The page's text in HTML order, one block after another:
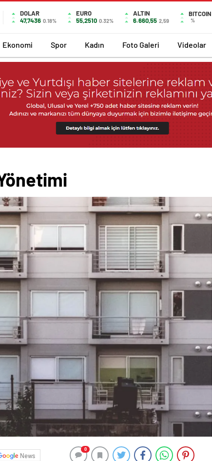
DOLAR
47,7436 0.18%
EURO
55,2510 0.32%
ALTIN
6.660,55 2,59
BITCOIN
%
Ekonomi Spor Kadın Foto Galeri Videolar
News
0